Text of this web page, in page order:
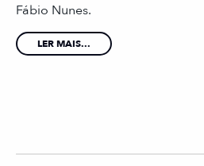
Fábio Nunes.
LER MAIS...